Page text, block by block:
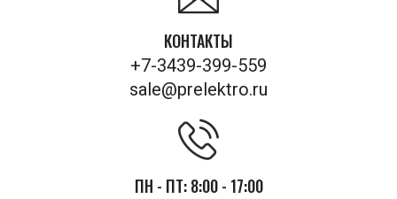
КОНТАКТЫ
+7-3439-399-559
sale@prelektro.ru
ПН - ПТ: 8:00 - 17:00